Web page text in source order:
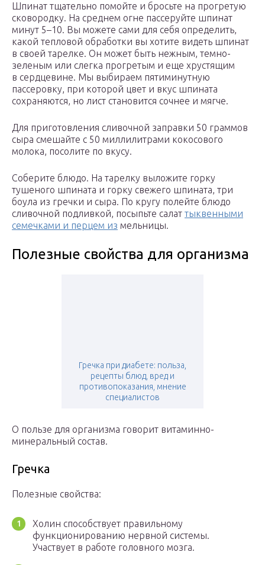
Шпинат тщательно помойте и бросьте на прогретую
сковородку. На среднем огне пассеруйте шпинат
минут 5–10. Вы можете сами для себя определить,
какой тепловой обработки вы хотите видеть шпинат
в своей тарелке. Он может быть нежным, темно-
зеленым или слегка прогретым и еще хрустящим
в сердцевине. Мы выбираем пятиминутную
пассеровку, при которой цвет и вкус шпината
сохраняются, но лист становится сочнее и мягче.
Для приготовления сливочной заправки 50 граммов
сыра смешайте с 50 миллилитрами кокосового
молока, посолите по вкусу.
Соберите блюдо. На тарелку выложите горку
тушеного шпината и горку свежего шпината, три
боула из гречки и сыра. По кругу полейте блюдо
сливочной подливкой, посыпьте салат тыквенными
семечками и перцем из мельницы.
Полезные свойства для организма
Гречка при диабете: польза,
рецепты блюд, вред и
противопоказания, мнение
специалистов
О пользе для организма говорит витаминно-
минеральный состав.
Гречка
Полезные свойства:
Холин способствует правильному
функционированию нервной системы.
Участвует в работе головного мозга.